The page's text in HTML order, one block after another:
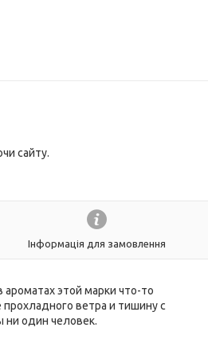
сайту.
Інформація для замовлення
этой марки что-то
ветра и тишину с
ни один человек.